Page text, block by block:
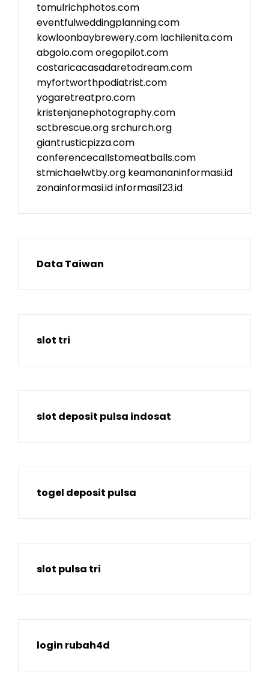
tomulrichphotos.com
eventfulweddingplanning.com
kowloonbaybrewery.com lachilenita.com
abgolo.comoregopilot.com
costaricacasadaretodream.com
myfortworthpodiatrist.com
yogaretreatpro.com
kristenjanephotography.com
sctbrescue.orgsrchurch.org
giantrusticpizza.com
conferencecallstomeatballs.com
stmichaelwtby.org keamananinformasi.id
zonainformasi.idinformasi123.id
Data Taiwan
slot tri
slot deposit pulsa indosat
togel deposit pulsa
slot pulsa tri
login rubah4d